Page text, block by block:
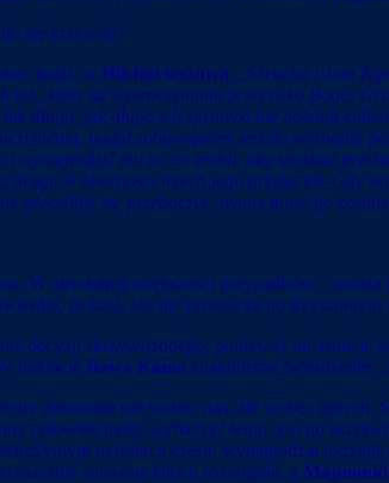
się krzywdę?
ludzi, w Hilchot teszuwa: „Skrucha i Jom
itd., które są wykroczeniami przeciwko Bogu.
długo, jak długo ich sprawca nie dokona
nadal zobowiązany jest do wyznania
mu to, co zrobił, aby uzyskać
w obecności trzech jego przyjaciół. Gdy
zdecyduje się przebaczyć, winny może go
W absolutnej większości przypadków –
że ktoś, kto nie przebacza po
decyzji skrzywdzonego, ponieważ nie
traktacie Bawa Kama znajdujemy twierdzenie: „
dokonane nie wobec nas, ale wobec
może wybaczyć temu, kto go
morderca często wynagradzał
zakazuje takich rozwiązań, a